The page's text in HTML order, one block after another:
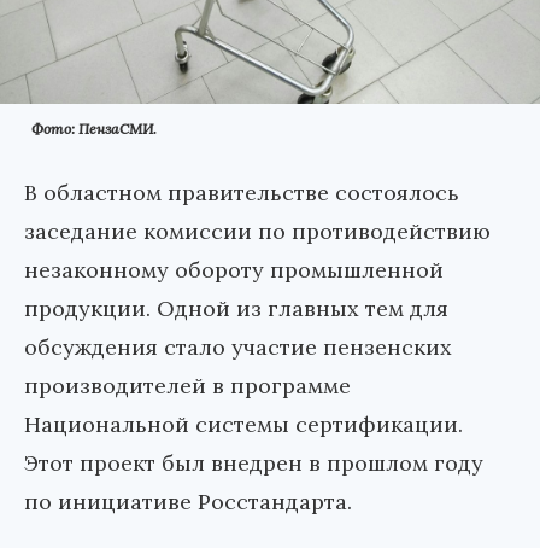
Фото: ПензаСМИ.
В областном правительстве состоялось
заседание комиссии по противодействию
незаконному обороту промышленной
продукции. Одной из главных тем для
обсуждения стало участие пензенских
производителей в программе
Национальной системы сертификации.
Этот проект был внедрен в прошлом году
по инициативе Росстандарта.